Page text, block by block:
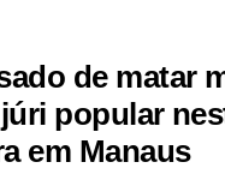
de matar
popular
em Manaus